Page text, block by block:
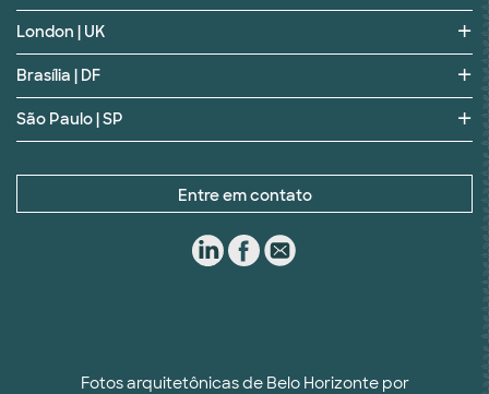
London | UK
Brasília | DF
São Paulo | SP
Entre em contato
Fotos arquitetônicas de Belo Horizonte por